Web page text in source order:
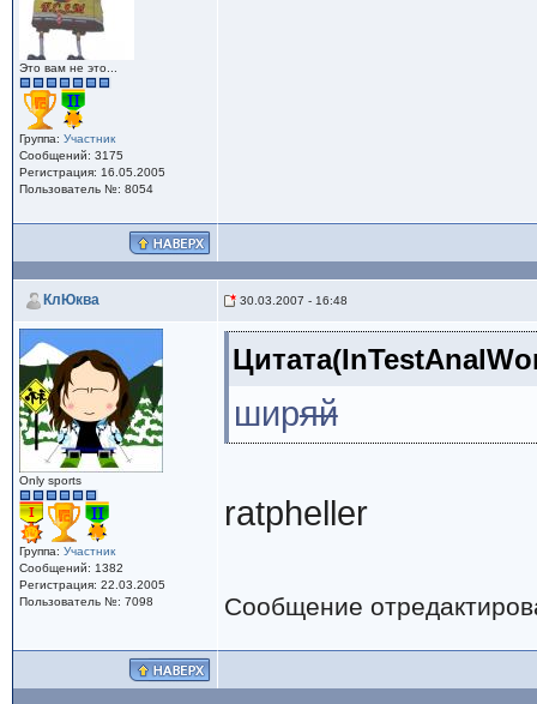
Это вам не это...
Группа: Участник
Сообщений: 3175
Регистрация: 16.05.2005
Пользователь №: 8054
КлЮква 30.03.2007 - 16:48
Only sports
Группа: Участник
Сообщений: 1382
Регистрация: 22.03.2005
Пользователь №: 7098
ширяй
ratpheller
Сообщение